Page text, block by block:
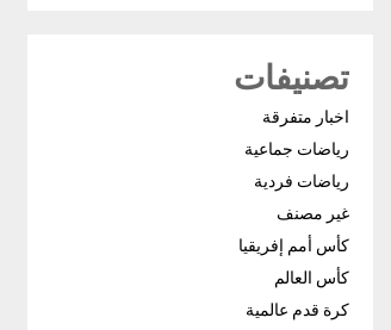
تصنيفات
اخبار متفرقة
رياضات جماعية
رياضات فردية
غير مصنف
كأس أمم إفريقيا
كأس العالم
كرة قدم عالمية